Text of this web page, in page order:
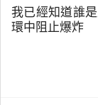
我已經知道誰
環中阻止爆炸